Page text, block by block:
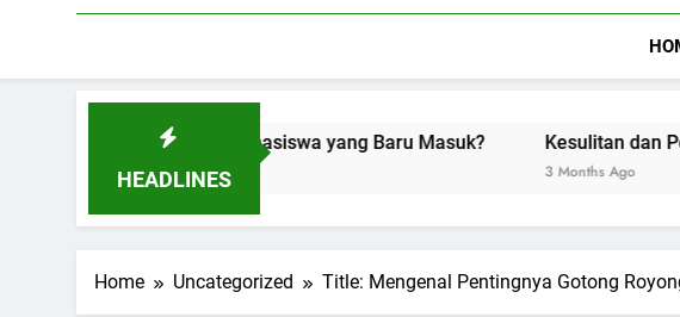
HEADLINES
oleh Mahasiswa yang Baru Masuk? Kesulitan dan
Home Uncategorized Title: Mengenal Pentingnya Gotong